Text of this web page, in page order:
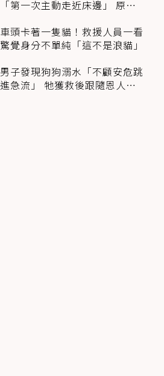
「第一次主動走近床邊」 原因
車頭卡著一隻貓！救援人員一看
驚覺身分不單純「這不是浪貓」
男子發現狗狗溺水「不顧安危跳
進急流」 牠獲救後跟隨恩人不